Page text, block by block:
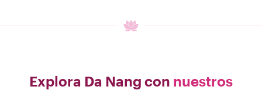
Explora Da Nang con nuestros